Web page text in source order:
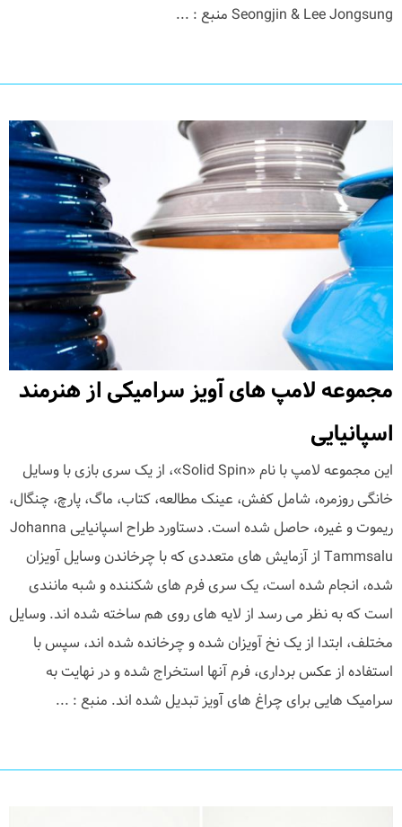
Seongjin & Lee Jongsung منبع : ...
مجموعه لامپ های آویز سرامیکی از هنرمند
اسپانیایی
این مجموعه لامپ با نام «Solid Spin»، از یک سری بازی با وسایل
خانگی روزمره، شامل کفش، عینک مطالعه، کتاب، ماگ، پارچ، چنگال،
ریموت و غیره، حاصل شده است. دستاورد طراح اسپانیایی Johanna
Tammsalu از آزمایش های متعددی که با چرخاندن وسایل آویزان
شده، انجام شده است، یک سری فرم های شکننده و شبه مانندی
است که به نظر می رسد از لایه های روی هم ساخته شده اند. وسایل
مختلف، ابتدا از یک نخ آویزان شده و چرخانده شده اند، سپس با
استفاده از عکس برداری، فرم آنها استخراج شده و در نهایت به
سرامیک هایی برای چراغ های آویز تبدیل شده اند. منبع : ...